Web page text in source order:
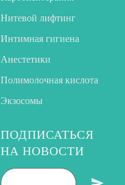
Нитевой лифтинг
Интимная гигиена
Анестетики
Полимолочная кислота
Экзосомы
ПОДПИСАТЬСЯ
НА НОВОСТИ